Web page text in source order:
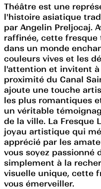
Théâtre est une
l'histoire asiatique
par Angelin Preljocaj.
raffinée, cette
dans un monde
couleurs vives et les
l'attention et invitent
proximité du Canal
ajoute une touche
les plus romantiques
un véritable
de la ville. La Fresque
joyau artistique qui
apprécié par les
vous soyez passionné
simplement à la
visuelle unique, cette
vous émerveiller.